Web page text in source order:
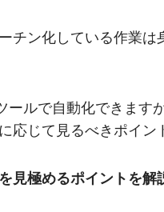
チン化している作業は
ールで自動化できます
じて見るべきポイン
見極めるポイントを解